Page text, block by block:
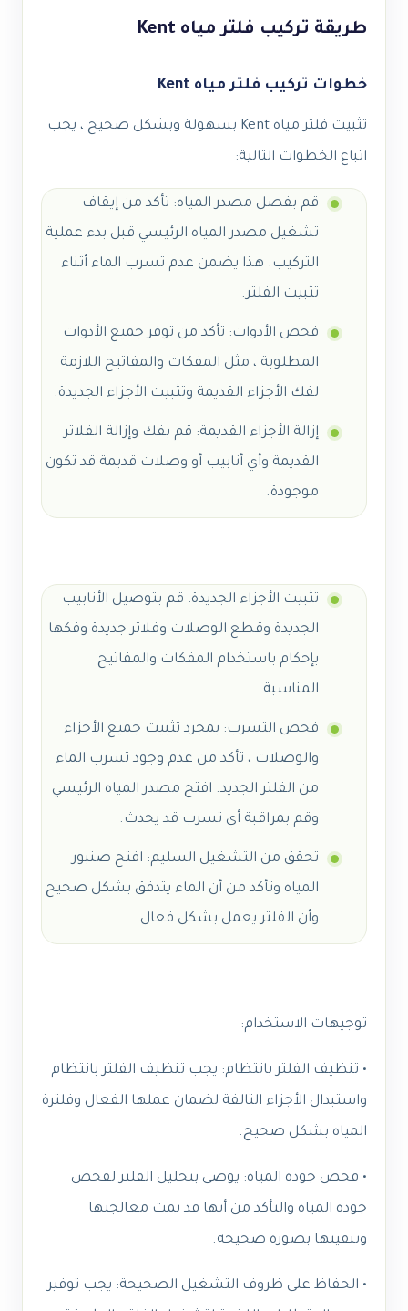
طريقة تركيب فلتر مياه Kent
خطوات تركيب فلتر مياه Kent
تثبيت فلتر مياه Kent بسهولة وبشكل صحيح ، يجب
اتباع الخطوات التالية:
قم بفصل مصدر المياه: تأكد من إيقاف
تشغيل مصدر المياه الرئيسي قبل بدء عملية
التركيب. هذا يضمن عدم تسرب الماء أثناء
تثبيت الفلتر.
فحص الأدوات: تأكد من توفر جميع الأدوات
المطلوبة ، مثل المفكات والمفاتيح اللازمة
لفك الأجزاء القديمة وتثبيت الأجزاء الجديدة.
إزالة الأجزاء القديمة: قم بفك وإزالة الفلاتر
القديمة وأي أنابيب أو وصلات قديمة قد تكون
موجودة.
تثبيت الأجزاء الجديدة: قم بتوصيل الأنابيب
الجديدة وقطع الوصلات وفلاتر جديدة وفكها
بإحكام باستخدام المفكات والمفاتيح
المناسبة.
فحص التسرب: بمجرد تثبيت جميع الأجزاء
والوصلات ، تأكد من عدم وجود تسرب الماء
من الفلتر الجديد. افتح مصدر المياه الرئيسي
وقم بمراقبة أي تسرب قد يحدث.
تحقق من التشغيل السليم: افتح صنبور
المياه وتأكد من أن الماء يتدفق بشكل صحيح
وأن الفلتر يعمل بشكل فعال.
توجيهات الاستخدام:
• تنظيف الفلتر بانتظام: يجب تنظيف الفلتر بانتظام
واستبدال الأجزاء التالفة لضمان عملها الفعال وفلترة
المياه بشكل صحيح.
• فحص جودة المياه: يوصى بتحليل الفلتر لفحص
جودة المياه والتأكد من أنها قد تمت معالجتها
وتنقيتها بصورة صحيحة.
• الحفاظ على ظروف التشغيل الصحيحة: يجب توفير